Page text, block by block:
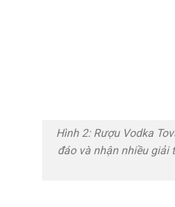
Hình 2: Rượu Vodka
đáo và nhận nhiều giải